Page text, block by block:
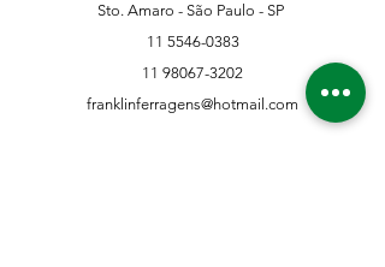
Sto. Amaro - São Paulo - SP
11 5546-0383
11 98067-3202
franklinferragens@hotmail.com